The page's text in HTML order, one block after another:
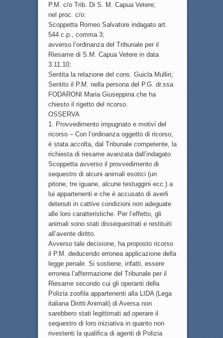
P.M. c/o Trib. Di S. M. Capua Vetere;
nel proc. c/o:
Scoppetta Romeo Salvatore indagato art.
544 c.p., comma 3;
avverso l’ordinanza del Tribunale per il
Riesame di S.M. Capua Vetere in data
3.11.10;
Sentita la relazione del cons. Guicla Mulliri;
Sentito il P.M. nella persona del P.G. dr.ssa
FODARONI Maria Giuseppina che ha
chiesto il rigetto del ricorso.
OSSERVA
1. Provvedimento impugnato e motivi del
ricorso – Con l’ordinanza oggetto di ricorso,
è stata accolta, dal Tribunale competente, la
richiesta di riesame avanzata dall’indagato
Scoppetta avverso il provvedimento di
sequestro di alcuni animali esotici (un
pitone, tre iguane, alcune testuggini ecc.) a
lui appartenenti e che è accusato di averli
detenuti in cattive condizioni non adeguate
alle loro caratteristiche. Per l’effetto, gli
animali sono stati dissequestrati e restituiti
all’avente diritto.
Avverso tale decisione, ha proposto ricorso
il P.M. deducendo erronea applicazione della
legge penale. Si sostiene, infatti, essere
erronea l’affermazione del Tribunale per il
Riesame secondo cui gli operanti della
Polizia zoofila appartenenti alla LIDA (Lega
italiana Diritti Animali) di Aversa non
sarebbero stati legittimati ad operare il
sequestro di loro iniziativa in quanto non
rivestenti la qualifica di agenti di Polizia